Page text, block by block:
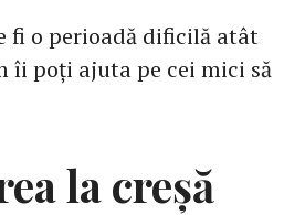
fi o perioadă dificilă atât
îi poți ajuta pe cei mici să
la creșă